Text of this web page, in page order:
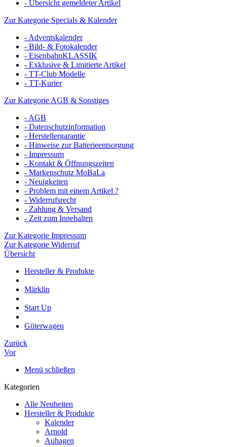
- Übersicht gemeldeter Artikel
Zur Kategorie Specials & Kalender
- Adventskalender
- Bild- & Fotokalender
- EisenbahnKLASSIK
- Exklusive & Limitierte Artikel
- TT-Club Modelle
- TT-Kurier
Zur Kategorie AGB & Sonstiges
- AGB
- Datenschutzinformation
- Herstellergarantie
- Hinweise zur Batterieentsorgung
- Impressum
- Kontakt & Öffnungszeiten
- Markenschutz MoBaLa
- Neuigkeiten
- Problem mit einem Artikel ?
- Widerrufsrecht
- Zahlung & Versand
- Zeit zum Innehalten
Zur Kategorie Impressum
Zur Kategorie Widerruf
Übersicht
Hersteller & Produkte
Märklin
Start Up
Güterwagen
Zurück
Vor
Menü schließen
Kategorien
Alle Neuheiten
Hersteller & Produkte
Kalender
Arnold
Auhagen